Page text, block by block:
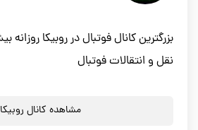
نقل و انتقالات فوتبال
مشاهده کانال روبیکا